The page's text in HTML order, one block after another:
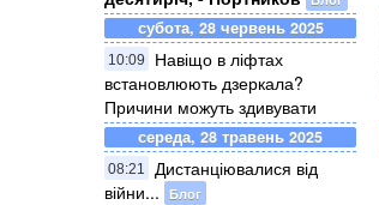
субота, 28 червень 2025
10:09
Навіщо в ліфтах
встановлюють дзеркала?
Причини можуть здивувати
середа, 28 травень 2025
08:21
Дистанціювалися від
війни...
Блог